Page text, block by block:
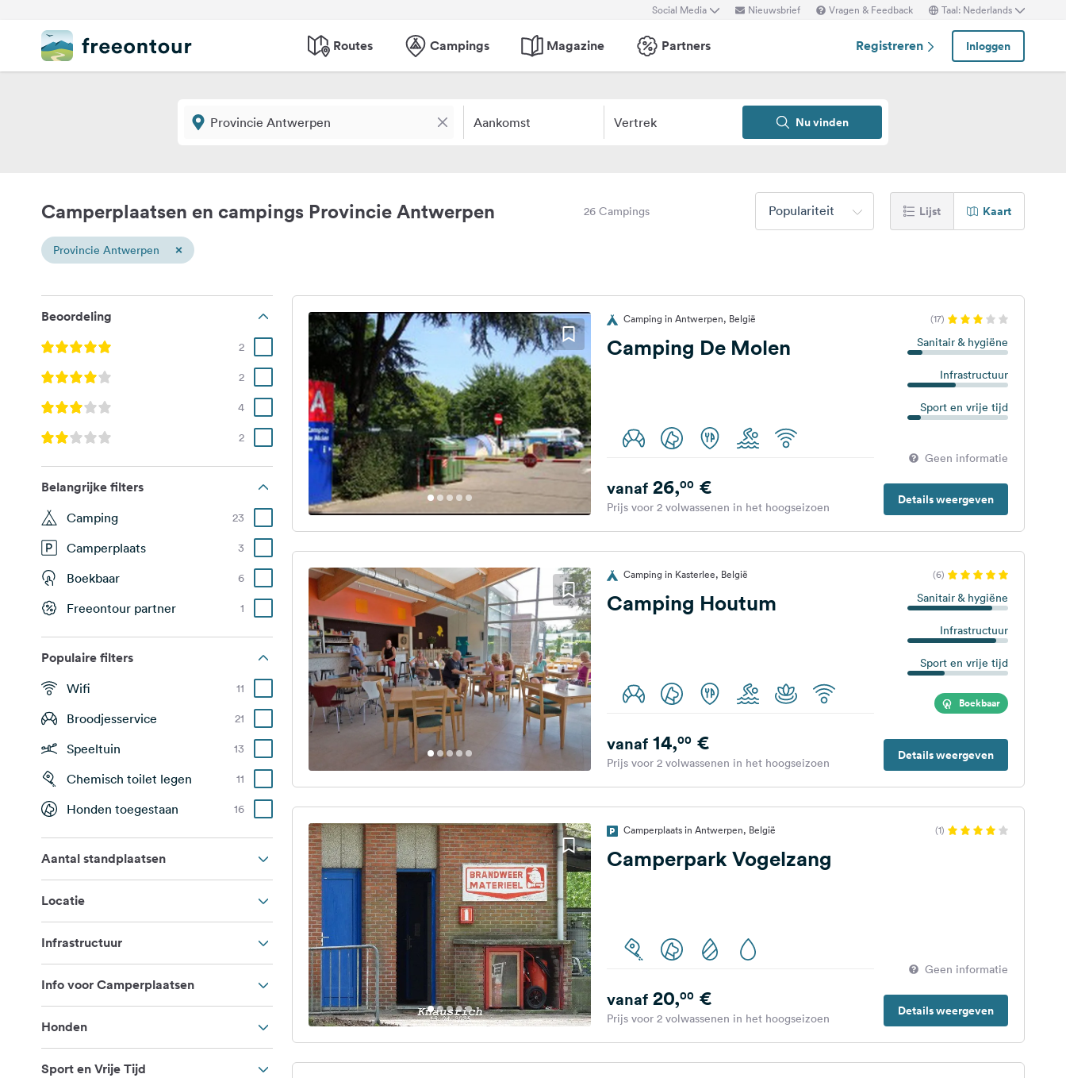
Social Media Nieuwsbrief Vragen & Feedback Taal: Nederlands
Routes Campings Magazine Partners Registreren Inloggen
Aankomst Vertrek Nu vinden
Camperplaatsen en campings Provincie Antwerpen 26 Campings Populariteit Lijst Kaart
Provincie Antwerpen ×
Beoordeling
2
2
4
2
Belangrijke filters
Camping 23
Camperplaats 3
Boekbaar 6
Freeontour partner 1
Populaire filters
Wifi 11
Broodjesservice 21
Speeltuin 13
Chemisch toilet legen 11
Honden toegestaan 16
Aantal standplaatsen
Locatie
Infrastructuur
Info voor Camperplaatsen
Honden
Sport en Vrije Tijd
Camping in Antwerpen, België (17)
Camping De Molen Sanitair & hygiëne
Infrastructuur
Sport en vrije tijd
Geen informatie
Details weergeven
vanaf26,00€
Prijs voor 2 volwassenen in het hoogseizoen
Camping in Kasterlee, België (6)
Camping Houtum Sanitair & hygiëne
Infrastructuur
Sport en vrije tijd
Boekbaar
Details weergeven
vanaf14,00€
Prijs voor 2 volwassenen in het hoogseizoen
Camperplaats in Antwerpen, België (1)
Camperpark Vogelzang
Geen informatie
Details weergeven
vanaf20,00€
Prijs voor 2 volwassenen in het hoogseizoen